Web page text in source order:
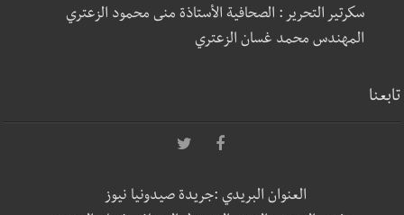
سكرتير التحرير : الصحافية الأستاذة منى محمود الزعتري
المهندس محمد غسان الزعتري
تابعنا
العنوان البريدي :جريدة صيدونيا نيوز